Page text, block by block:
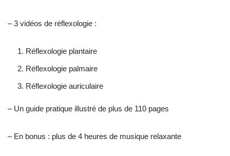
– 3 vidéos de réflexologie :
Réflexologie plantaire
Réflexologie palmaire
Réflexologie auriculaire
– Un guide pratique illustré de plus de 110 pages
– En bonus : plus de 4 heures de musique relaxante